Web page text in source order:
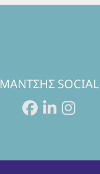
ΜΑΝΤΣΗΣ SOCIAL